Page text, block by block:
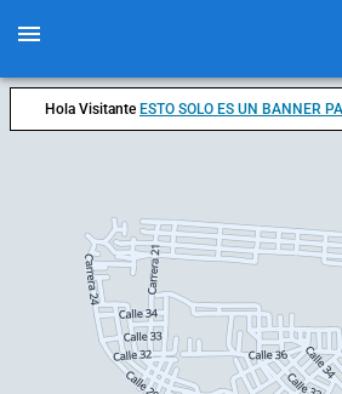
Hola Visitante ESTO SOLO ES UN BANNER